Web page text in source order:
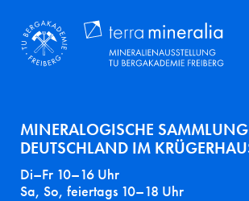
MINERALOGISCHE SAMMLUNG
DEUTSCHLAND IM
Di–Fr 10–16 Uhr
Sa, So, feiertags 10–18 Uhr